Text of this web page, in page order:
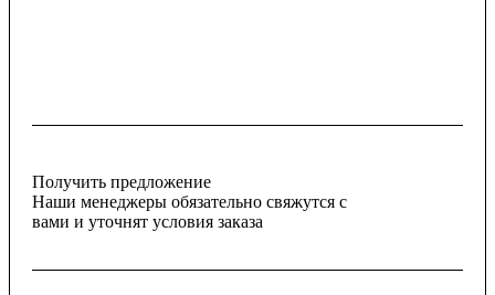
Получить предложение
Наши менеджеры обязательно свяжутся с
вами и уточнят условия заказа